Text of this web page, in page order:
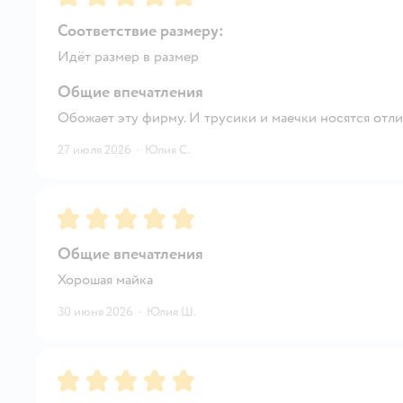
Соответствие размеру:
Идёт размер в размер
Общие впечатления
Обожает эту фирму. И трусики и маечки носятся
27 июля 2026 · Юлия С.
Рейтинг:5
Общие впечатления
Хорошая майка
30 июня 2026 · Юлия Ш.
Рейтинг:5